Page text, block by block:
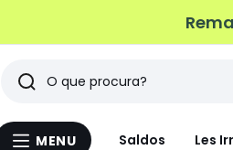
MENU Saldos Les
Pesquisar
Últimos